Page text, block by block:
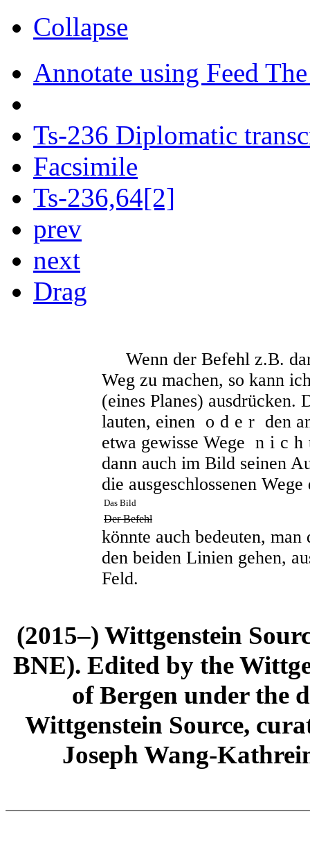
Collapse
Annotate using Feed
Ts-236 Diplomatic
Facsimile
Ts-236,64[2]
prev
next
Drag
Wenn der Befehl z.B.
Weg zu machen, so kann
(eines Planes) ausdrücken.
lauten, einen oder den
etwa gewisse Wege
dann auch im Bild seinen
die ausgeschlossenen
Das Bild
Der Befehl
könnte auch bedeuten,
den beiden Linien gehen,
Feld.
(2015–) Wittgenstein
BNE). Edited by the
of Bergen under the
Wittgenstein Source,
Joseph Wang-